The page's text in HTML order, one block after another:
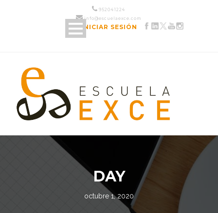
952 04 12 24
info@escuelaexce.com
INICIAR SESIÓN
DAY
octubre 1, 2020